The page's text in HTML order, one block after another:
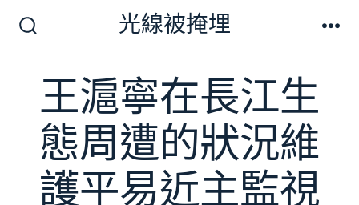
切
開
關
光線被掩埋
王滬寧在長江生
態周遭的狀況維
護平易近主監視